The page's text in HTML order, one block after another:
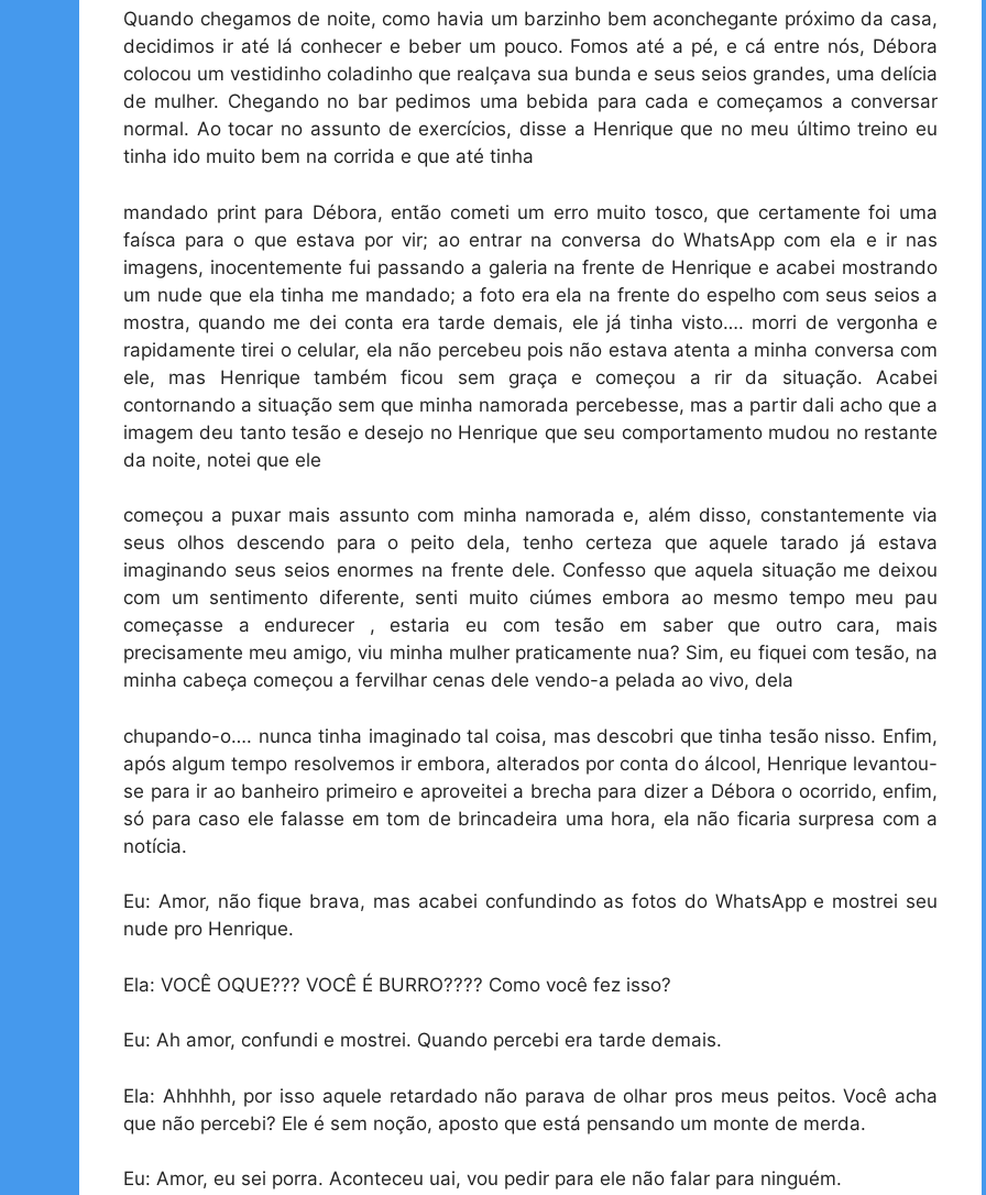
Quando chegamos de noite, como havia um barzinho bem aconchegante próximo da casa,
decidimos ir até lá conhecer e beber um pouco. Fomos até a pé, e cá entre nós, Débora
colocou um vestidinho coladinho que realçava sua bunda e seus seios grandes, uma delícia
de mulher. Chegando no bar pedimos uma bebida para cada e começamos a conversar
normal. Ao tocar no assunto de exercícios, disse a Henrique que no meu último treino eu
tinha ido muito bem na corrida e que até tinha
mandado print para Débora, então cometi um erro muito tosco, que certamente foi uma
faísca para o que estava por vir; ao entrar na conversa do WhatsApp com ela e ir nas
imagens, inocentemente fui passando a galeria na frente de Henrique e acabei mostrando
um nude que ela tinha me mandado; a foto era ela na frente do espelho com seus seios a
mostra, quando me dei conta era tarde demais, ele já tinha visto…. morri de vergonha e
rapidamente tirei o celular, ela não percebeu pois não estava atenta a minha conversa com
ele, mas Henrique também ficou sem graça e começou a rir da situação. Acabei
contornando a situação sem que minha namorada percebesse, mas a partir dali acho que a
imagem deu tanto tesão e desejo no Henrique que seu comportamento mudou no restante
da noite, notei que ele
começou a puxar mais assunto com minha namorada e, além disso, constantemente via
seus olhos descendo para o peito dela, tenho certeza que aquele tarado já estava
imaginando seus seios enormes na frente dele. Confesso que aquela situação me deixou
com um sentimento diferente, senti muito ciúmes embora ao mesmo tempo meu pau
começasse a endurecer , estaria eu com tesão em saber que outro cara, mais
precisamente meu amigo, viu minha mulher praticamente nua? Sim, eu fiquei com tesão, na
minha cabeça começou a fervilhar cenas dele vendo-a pelada ao vivo, dela
chupando-o…. nunca tinha imaginado tal coisa, mas descobri que tinha tesão nisso. Enfim,
após algum tempo resolvemos ir embora, alterados por conta do álcool, Henrique levantou-
se para ir ao banheiro primeiro e aproveitei a brecha para dizer a Débora o ocorrido, enfim,
só para caso ele falasse em tom de brincadeira uma hora, ela não ficaria surpresa com a
notícia.
Eu: Amor, não fique brava, mas acabei confundindo as fotos do WhatsApp e mostrei seu
nude pro Henrique.
Ela: VOCÊ OQUE??? VOCÊ É BURRO???? Como você fez isso?
Eu: Ah amor, confundi e mostrei. Quando percebi era tarde demais.
Ela: Ahhhhh, por isso aquele retardado não parava de olhar pros meus peitos. Você acha
que não percebi? Ele é sem noção, aposto que está pensando um monte de merda.
Eu: Amor, eu sei porra. Aconteceu uai, vou pedir para ele não falar para ninguém.